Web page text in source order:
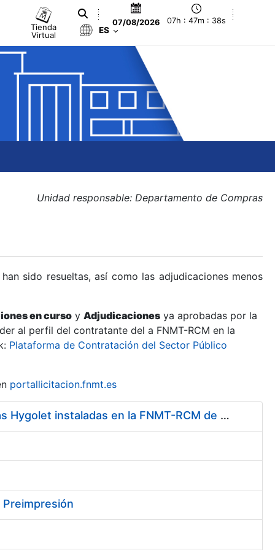
Tienda
Virtual
07/08/2026 07h : 47m : 38s
ES
Unidad responsable: Departamento de Compras
sido resueltas, así como las adjudicaciones menos
en curso y Adjudicaciones ya aprobadas por la
al perfil del contratante del a FNMT-RCM en la
Plataforma de Contratación del Sector Público
portallicitacion.fnmt.es
Servicio de Mantenimiento y Adquisición de las Tapas Automáticas Hygolet instaladas en la FNMT-RCM de Madrid, y el Suministro de Rollos de Plásticos Originales